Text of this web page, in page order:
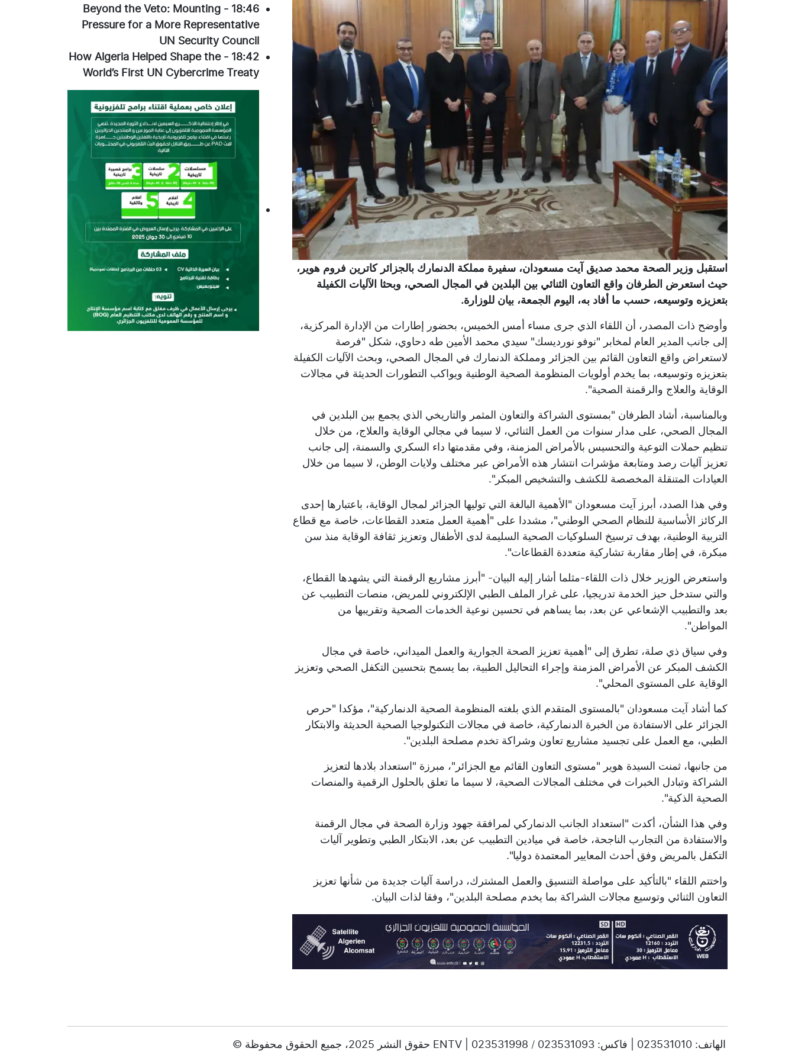
استقبل وزير الصحة محمد صديق آيت مسعودان، سفيرة مملكة الدنمارك بالجزائر كاترين فروم هوير،
حيث استعرض الطرفان واقع التعاون الثنائي بين البلدين في المجال الصحي، وبحثا الآليات الكفيلة
بتعزيزه وتوسيعه، حسب ما أفاد به، اليوم الجمعة، بيان للوزارة.
وأوضح ذات المصدر، أن اللقاء الذي جرى مساء أمس الخميس، بحضور إطارات من الإدارة المركزية،
إلى جانب المدير العام لمخابر "نوفو نورديسك" سيدي محمد الأمين طه دحاوي، شكل "فرصة
لاستعراض واقع التعاون القائم بين الجزائر ومملكة الدنمارك في المجال الصحي، وبحث الآليات الكفيلة
بتعزيزه وتوسيعه، بما يخدم أولويات المنظومة الصحية الوطنية ويواكب التطورات الحديثة في مجالات
الوقاية والعلاج والرقمنة الصحية".
وبالمناسبة، أشاد الطرفان "بمستوى الشراكة والتعاون المثمر والتاريخي الذي يجمع بين البلدين في
المجال الصحي، على مدار سنوات من العمل الثنائي، لا سيما في مجالي الوقاية والعلاج، من خلال
تنظيم حملات التوعية والتحسيس بالأمراض المزمنة، وفي مقدمتها داء السكري والسمنة، إلى جانب
تعزيز آليات رصد ومتابعة مؤشرات انتشار هذه الأمراض عبر مختلف ولايات الوطن، لا سيما من خلال
العيادات المتنقلة المخصصة للكشف والتشخيص المبكر".
وفي هذا الصدد، أبرز آيت مسعودان "الأهمية البالغة التي توليها الجزائر لمجال الوقاية، باعتبارها إحدى
الركائز الأساسية للنظام الصحي الوطني"، مشددا على "أهمية العمل متعدد القطاعات، خاصة مع قطاع
التربية الوطنية، بهدف ترسيخ السلوكيات الصحية السليمة لدى الأطفال وتعزيز ثقافة الوقاية منذ سن
مبكرة، في إطار مقاربة تشاركية متعددة القطاعات".
واستعرض الوزير خلال ذات اللقاء-مثلما أشار إليه البيان- "أبرز مشاريع الرقمنة التي يشهدها القطاع،
والتي ستدخل حيز الخدمة تدريجيا، على غرار الملف الطبي الإلكتروني للمريض، منصات التطبيب عن
بعد والتطبيب الإشعاعي عن بعد، بما يساهم في تحسين نوعية الخدمات الصحية وتقريبها من
المواطن".
وفي سياق ذي صلة، تطرق إلى "أهمية تعزيز الصحة الجوارية والعمل الميداني، خاصة في مجال
الكشف المبكر عن الأمراض المزمنة وإجراء التحاليل الطبية، بما يسمح بتحسين التكفل الصحي وتعزيز
الوقاية على المستوى المحلي".
كما أشاد آيت مسعودان "بالمستوى المتقدم الذي بلغته المنظومة الصحية الدنماركية"، مؤكدا "حرص
الجزائر على الاستفادة من الخبرة الدنماركية، خاصة في مجالات التكنولوجيا الصحية الحديثة والابتكار
الطبي، مع العمل على تجسيد مشاريع تعاون وشراكة تخدم مصلحة البلدين".
من جانبها، ثمنت السيدة هوير "مستوى التعاون القائم مع الجزائر"، مبرزة "استعداد بلادها لتعزيز
الشراكة وتبادل الخبرات في مختلف المجالات الصحية، لا سيما ما تعلق بالحلول الرقمية والمنصات
الصحية الذكية".
وفي هذا الشأن، أكدت "استعداد الجانب الدنماركي لمرافقة جهود وزارة الصحة في مجال الرقمنة
والاستفادة من التجارب الناجحة، خاصة في ميادين التطبيب عن بعد، الابتكار الطبي وتطوير آليات
التكفل بالمريض وفق أحدث المعايير المعتمدة دوليا".
واختتم اللقاء "بالتأكيد على مواصلة التنسيق والعمل المشترك، دراسة آليات جديدة من شأنها تعزيز
التعاون الثنائي وتوسيع مجالات الشراكة بما يخدم مصلحة البلدين"، وفقا لذات البيان.
18:46
-
Beyond the Veto: Mounting
Pressure for a More Representative
UN Security Council
18:42
-
How Algeria Helped Shape the
World’s First UN Cybercrime Treaty
© حقوق النشر 2025، جميع الحقوق محفوظة ENTV | الهاتف: 023531010 | فاكس: 023531093 / 023531998